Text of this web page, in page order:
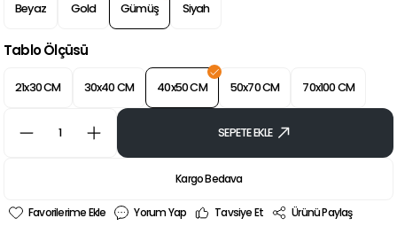
Beyaz Gold Gümüş Siyah
Tablo Ölçüsü
21x30 CM 30x40 CM 40x50 CM 50x70 CM 70x100 CM
SEPETE EKLE
Kargo Bedava
Yorum Yap Tavsiye Et
Ürünü Paylaş